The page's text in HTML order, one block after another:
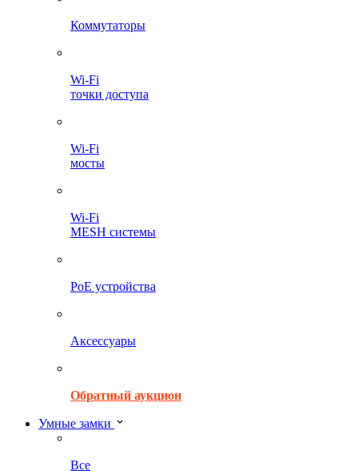
Коммутаторы
Wi-Fi
точки доступа
Wi-Fi
мосты
Wi-Fi
MESH системы
PoE устройства
Аксессуары
Обратный аукцион
Умные замки
Все